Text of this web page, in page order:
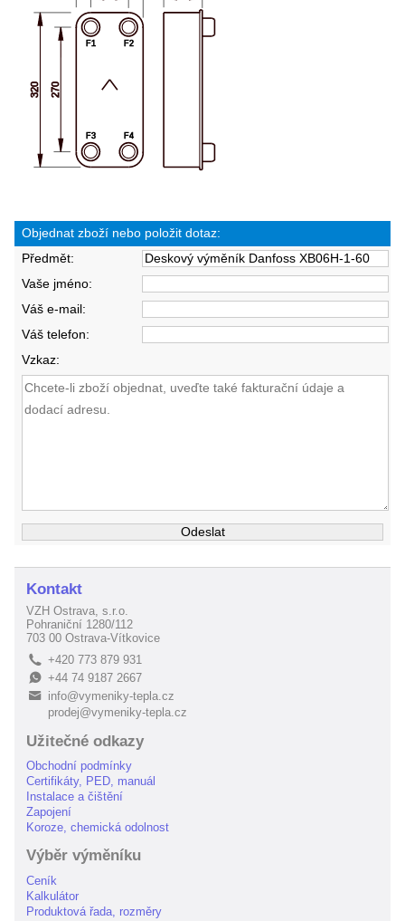
Objednat zboží nebo položit dotaz:
Předmět:
Vaše jméno:
Váš e-mail:
Váš telefon:
Vzkaz:
Kontakt
VZH Ostrava, s.r.o.
Pohraniční 1280/112
703 00 Ostrava-Vítkovice
L +420 773 879 931
E+44 74 9187 2667
B
info@vymeniky-tepla.cz
prodej@vymeniky-tepla.cz
Užitečné odkazy
Obchodní podmínky
Certifikáty, PED, manuál
Instalace a čištění
Zapojení
Koroze, chemická odolnost
Výběr výměníku
Ceník
Kalkulátor
Produktová řada, rozměry